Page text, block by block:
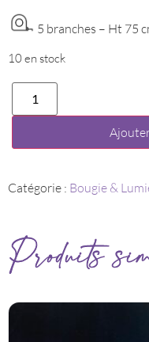
5 branches – Ht 75
10 en stock
quantité
Chandelier
Catégorie : Bougie &
Produits